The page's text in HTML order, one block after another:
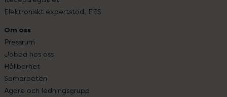
Elektroniskt expertstöd, EES
Om oss
Pressrum
Jobba hos oss
Hållbarhet
Samarbeten
Ägare och ledningsgrupp